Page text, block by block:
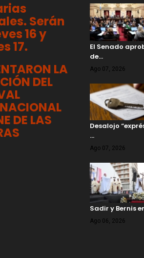
Serán
16 y
17.
LA
DEL
DE LAS
El Senado
de…
Ago 07, 2026
Desalojo
…
Ago 07, 2026
Sadir y Bernis
Ago 06, 2026